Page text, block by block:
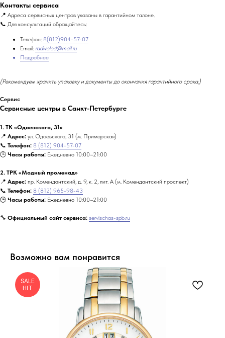
Контакты сервиса
📍 Адреса сервисных центров указаны в гарантийном талоне.
📞 Для консультаций обращайтесь:
Телефон: 8(812)904-57-07
Email: radwolod@mail.ru
Подробнее
(Рекомендуем хранить упаковку и документы до окончания гарантийного срока.)
Сервис
Сервисные центры в Санкт-Петербурге
1. ТК «Одоевского, 31»
📍 Адрес: ул. Одоевского, 31 (м. Приморская)
📞 Телефон: 8 (812) 904-57-07
🕒 Часы работы: Ежедневно 10:00–21:00
2. ТРК «Модный променад»
📍 Адрес: пр. Комендантский, д. 9, к. 2, лит. А (м. Комендантский проспект)
📞 Телефон: 8 (812) 965-98-43
🕒 Часы работы: Ежедневно 10:00–21:00
🔧 Официальный сайт сервиса: servischas-spb.ru
Возможно вам понравится
SALE
HIT